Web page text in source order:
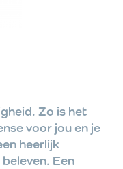
Zo is het
voor jou en je
heerlijk
Een